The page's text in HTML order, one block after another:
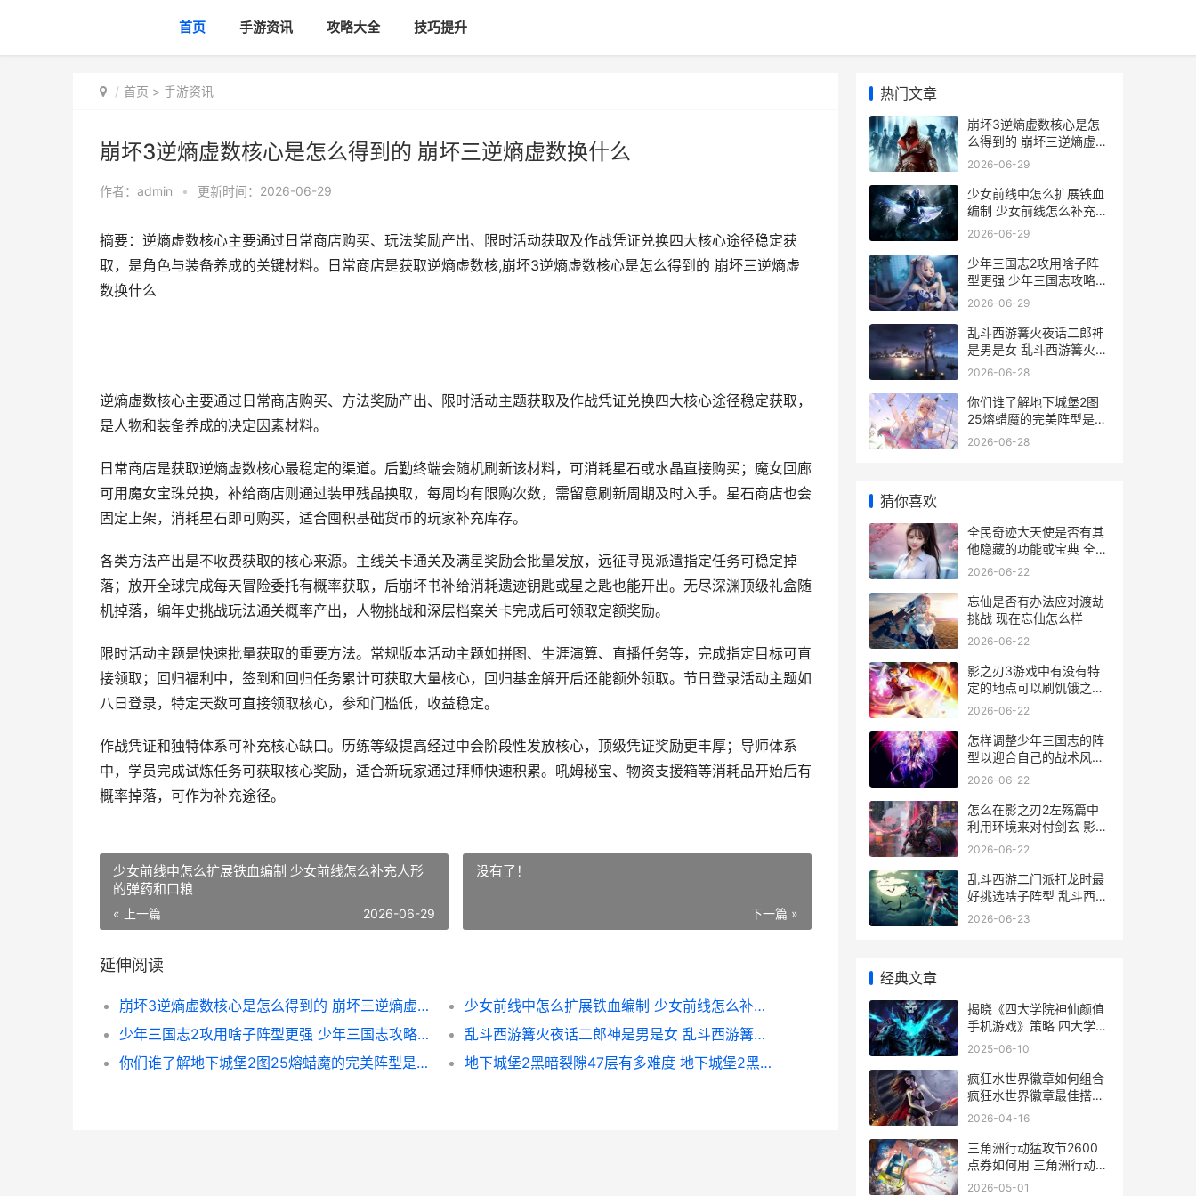
首页 手游资讯 攻略大全 技巧提升
首页 > 手游资讯
崩坏3逆熵虚数核心是怎么得到的 崩坏三逆熵虚数换什么
作者： admin • 更新时间：2026-06-29
摘要：逆熵虚数核心主要通过日常商店购买、玩法奖励产出、限时活动获取及作战凭证兑换四大核心途径稳定获
取，是角色与装备养成的关键材料。日常商店是获取逆熵虚数核,崩坏3逆熵虚数核心是怎么得到的 崩坏三逆熵虚
数换什么
逆熵虚数核心主要通过日常商店购买、方法奖励产出、限时活动主题获取及作战凭证兑换四大核心途径稳定获取，
是人物和装备养成的决定因素材料。
日常商店是获取逆熵虚数核心最稳定的渠道。后勤终端会随机刷新该材料，可消耗星石或水晶直接购买；魔女回廊
可用魔女宝珠兑换，补给商店则通过装甲残晶换取，每周均有限购次数，需留意刷新周期及时入手。星石商店也会
固定上架，消耗星石即可购买，适合囤积基础货币的玩家补充库存。
各类方法产出是不收费获取的核心来源。主线关卡通关及满星奖励会批量发放，远征寻觅派遣指定任务可稳定掉
落；放开全球完成每天冒险委托有概率获取，后崩坏书补给消耗遗迹钥匙或星之匙也能开出。无尽深渊顶级礼盒随
机掉落，编年史挑战玩法通关概率产出，人物挑战和深层档案关卡完成后可领取定额奖励。
限时活动主题是快速批量获取的重要方法。常规版本活动主题如拼图、生涯演算、直播任务等，完成指定目标可直
接领取；回归福利中，签到和回归任务累计可获取大量核心，回归基金解开后还能额外领取。节日登录活动主题如
八日登录，特定天数可直接领取核心，参和门槛低，收益稳定。
作战凭证和独特体系可补充核心缺口。历练等级提高经过中会阶段性发放核心，顶级凭证奖励更丰厚；导师体系
中，学员完成试炼任务可获取核心奖励，适合新玩家通过拜师快速积累。吼姆秘宝、物资支援箱等消耗品开始后有
概率掉落，可作为补充途径。
少女前线中怎么扩展铁血编制 少女前线怎么补充人形
的弹药和口粮
« 上一篇 2026-06-29
没有了！
下一篇 »
延伸阅读
崩坏3逆熵虚数核心是怎么得到的 崩坏三逆熵虚数换什么
少女前线中怎么扩展铁血编制 少女前线怎么补充人形的弹药和口粮
少年三国志2攻用啥子阵型更强 少年三国志攻略蜀国
乱斗西游篝火夜话二郎神是男是女 乱斗西游篝火夜话
你们谁了解地下城堡2图25熔蜡魔的完美阵型是啥子 你可知道地下是什么样的吗
地下城堡2黑暗裂隙47层有多难度 地下城堡2黑暗裂隙在哪
热门文章
崩坏3逆熵虚数核心是怎
么得到的 崩坏三逆熵虚数
换什么
2026-06-29
少女前线中怎么扩展铁血
编制 少女前线怎么补充人
形的弹药和口粮
2026-06-29
少年三国志2攻用啥子阵
型更强 少年三国志攻略蜀
国
2026-06-29
乱斗西游篝火夜话二郎神
是男是女 乱斗西游篝火夜
话
2026-06-28
你们谁了解地下城堡2图
25熔蜡魔的完美阵型是啥
子 你可知道地下是什么样
2026-06-28
猜你喜欢
全民奇迹大天使是否有其
他隐藏的功能或宝典 全民
奇迹大天使武器十三介得
2026-06-22
忘仙是否有办法应对渡劫
挑战 现在忘仙怎么样
2026-06-22
影之刃3游戏中有没有特
定的地点可以刷饥饿之魔
腹 影之刃3 bwiki
2026-06-22
怎样调整少年三国志的阵
型以迎合自己的战术风格
少年怎么设置铃声
2026-06-22
怎么在影之刃2左殇篇中
利用环境来对付剑玄 影之
刃2新手攻略
2026-06-22
乱斗西游二门派打龙时最
好挑选啥子阵型 乱斗西游
2最强阵容搭配技巧详细
2026-06-23
经典文章
揭晓《四大学院神仙颜值
手机游戏》策略 四大学院
分别是什么
2025-06-10
疯狂水世界徽章如何组合
疯狂水世界徽章最佳搭配
图
2026-04-16
三角洲行动猛攻节2600
点券如何用 三角洲行动猛
攻节2026
2026-05-01